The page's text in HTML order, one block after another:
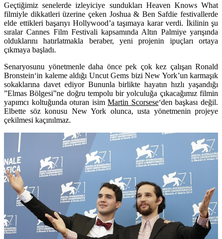
Geçtiğimiz senelerde izleyiciye sundukları Heaven Knows What
filmiyle dikkatleri üzerine çeken Joshua & Ben Safdie festivallerde
elde ettikleri başarıyı Hollywood’a taşımaya karar verdi. İkilinin şu
sıralar Cannes Film Festivali kapsamında Altın Palmiye yarışında
olduklarını hatırlatmakla beraber, yeni projenin ipuçları ortaya
çıkmaya başladı.
Senaryosunu yönetmenle daha önce pek çok kez çalışan Ronald
Bronstein‘in kaleme aldığı Uncut Gems bizi New York’un karmaşık
sokaklarına davet ediyor Bununla birlikte hayatın hızlı yaşandığı
”Elmas Bölgesi”ne doğru tempolu bir yolculuğa çıkacağımız filmin
yapımcı koltuğunda oturan isim Martin Scorsese‘den başkası değil.
Elbette söz konusu New York olunca, usta yönetmenin projeye
çekilmesi kaçınılmaz.